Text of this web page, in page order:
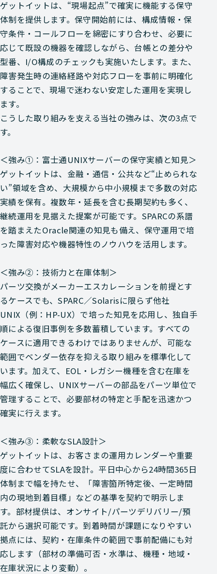
ゲットイットは、“現場起点”で確実に機能する保守
体制を提供します。保守開始前には、構成情報・保
守条件・コールフローを綿密にすり合わせ、必要に
応じて既設の機器を確認しながら、台帳との差分や
型番、I/O構成のチェックも実施いたします。また、
障害発生時の連絡経路や対応フローを事前に明確化
することで、現場で迷わない安定した運用を実現し
ます。
こうした取り組みを支える当社の強みは、次の3点で
す。
＜強み①：富士通UNIXサーバーの保守実績と知見＞
ゲットイットは、金融・通信・公共など“止められな
い”領域を含め、大規模から中小規模まで多数の対応
実績を保有。複数年・延長を含む長期契約も多く、
継続運用を見据えた提案が可能です。SPARCの系譜
を踏まえたOracle関連の知見も備え、保守運用で培
った障害対応や機器特性のノウハウを活用します。
＜強み②：技術力と在庫体制＞
パーツ交換がメーカーエスカレーションを前提とす
るケースでも、SPARC／Solarisに限らず他社
UNIX（例：HP-UX）で培った知見を応用し、独自手
順による復旧事例を多数蓄積しています。すべての
ケースに適用できるわけではありませんが、可能な
範囲でベンダー依存を抑える取り組みを標準化して
います。加えて、EOL・レガシー機種を含む在庫を
幅広く確保し、UNIXサーバーの部品をパーツ単位で
管理することで、必要部材の特定と手配を迅速かつ
確実に行えます。
＜強み③：柔軟なSLA設計＞
ゲットイットは、お客さまの運用カレンダーや重要
度に合わせてSLAを設計。平日中心から24時間365日
体制まで幅を持たせ、「障害箇所特定後、一定時間
内の現地到着目標」などの基準を契約で明示しま
す。部材提供は、オンサイト/パーツデリバリー/預
託から選択可能です。到着時間が課題になりやすい
拠点には、契約・在庫条件の範囲で事前配備にも対
応します（部材の準備可否・水準は、機種・地域・
在庫状況により変動）。